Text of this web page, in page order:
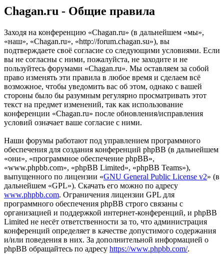
Chagan.ru - Общие правила
Заходя на конференцию «Chagan.ru» (в дальнейшем «мы»,
«наш», «Chagan.ru», «http://forum.chagan.su»), вы
подтверждаете своё согласие со следующими условиями. Если
вы не согласны с ними, пожалуйста, не заходите и не
пользуйтесь форумами «Chagan.ru». Мы оставляем за собой
право изменять эти правила в любое время и сделаем всё
возможное, чтобы уведомить вас об этом, однако с вашей
стороны было бы разумным регулярно просматривать этот
текст на предмет изменений, так как использование
конференции «Chagan.ru» после обновления/исправления
условий означает ваше согласие с ними.
Наши форумы работают под управлением программного
обеспечения для создания конференций phpBB (в дальнейшем
«они», «программное обеспечение phpBB»,
«www.phpbb.com», «phpBB Limited», «phpBB Teams»),
выпущенного по лицензии «GNU General Public License v2» (в
дальнейшем «GPL»). Скачать его можно по адресу
www.phpbb.com. Ограничения лицензии GPL для
программного обеспечения phpBB строго связаны с
организацией и поддержкой интернет-конференций, и phpBB
Limited не несёт ответственности за то, что администрация
конференций определяет в качестве допустимого содержания
и/или поведения в них. За дополнительной информацией о
phpBB обращайтесь по адресу https://www.phpbb.com/.